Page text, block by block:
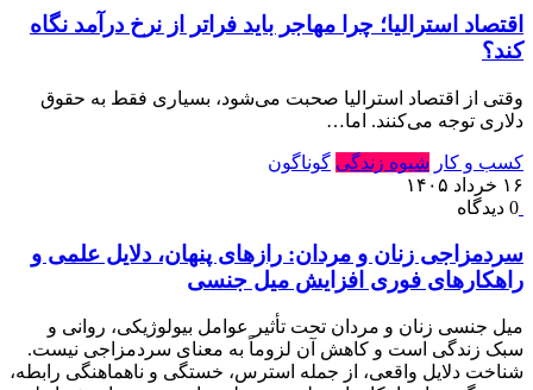
اقتصاد استرالیا⁠؛ چرا مهاجر باید فراتر از نرخ درآمد نگاه
کند⁠؟‏
وقتی از اقتصاد استرالیا صحبت می‌شود⁠، بسیاری فقط به حقوق
دلاری توجه می‌کنند⁠.‏ اما…
کسب و کار شیوه زندگی گوناگون
۱۶ خرداد ۱۴۰۵
0 دیدگاه
سردمزاجی زنان و مردان: رازهای پنهان، دلایل علمی و
راهکارهای فوری افزایش میل جنسی
میل جنسی زنان و مردان تحت تأثیر عوامل بیولوژیکی، روانی و
سبک زندگی است و کاهش آن لزوماً به معنای سردمزاجی نیست.
شناخت دلایل واقعی، از جمله استرس، خستگی و ناهماهنگی رابطه،